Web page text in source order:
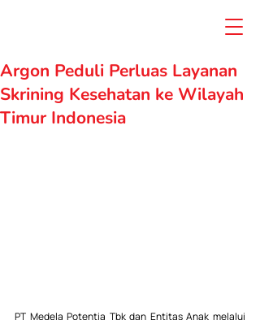
Argon Peduli Perluas Layanan
Skrining Kesehatan ke Wilayah
Timur Indonesia
PT Medela Potentia Tbk dan Entitas Anak melalui